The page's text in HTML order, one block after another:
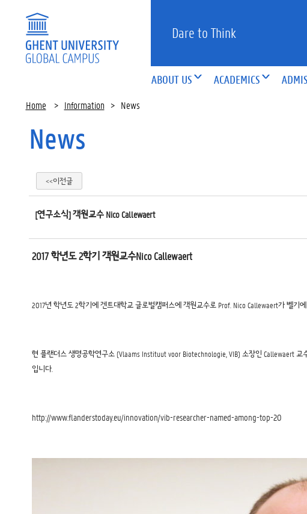
Dare to Think
ABOUT US ACADEMICS
Home > Information > News
News
<<이전글
[연구소식] 객원교수 Nico Callewaert
2017 학년도 2학기 객원교수Nico Callewaert
2017년 학년도 2학기에 겐트대학교 글로벌캠퍼스에 객원교수로 Prof. Nico Callewaert가 벨
현 플랜더스 생명공학연구소 (Vlaams Instituut voor Biotechnologie, VIB) 소장인 Callewaert
입니다.
http://www.flanderstoday.eu/innovation/vib-researcher-named-among-top-20